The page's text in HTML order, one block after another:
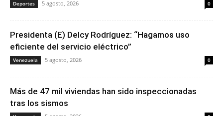
Deportes 5 agosto, 2026 0
Presidenta (E) Delcy Rodríguez: “Hagamos uso
eficiente del servicio eléctrico”
Venezuela 5 agosto, 2026 0
Más de 47 mil viviendas han sido inspeccionadas
tras los sismos